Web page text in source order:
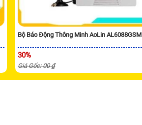
Bộ Báo Động Thông Minh AoLin AL6088GSM
30%
Giá Gốc: 00 ₫